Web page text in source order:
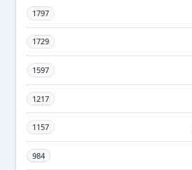
1797
1729
1597
1217
1157
984